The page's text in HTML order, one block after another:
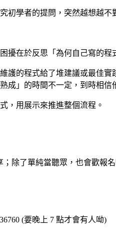
初學者的提問，突然越想越不
擾在於反思「為何自己寫的程
護的程式給了堆建議或最佳
成」的時間不一定，到時相信
，用展示來推進整個流程。
除了單純當聽眾，也會歡報
(要晚上 7 點才會有人呦)